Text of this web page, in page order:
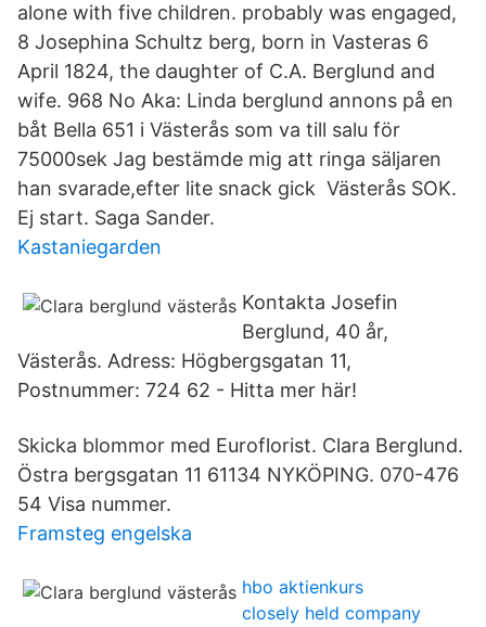
alone with five children. probably was engaged,
8 Josephina Schultz berg, born in Vasteras 6
April 1824, the daughter of C.A. Berglund and
wife. 968 No Aka: Linda berglund annons på en
båt Bella 651 i Västerås som va till salu för
75000sek Jag bestämde mig att ringa säljaren
han svarade,efter lite snack gick Västerås SOK.
Ej start. Saga Sander.
Kastaniegarden
Kontakta Josefin
Berglund, 40 år,
Västerås. Adress: Högbergsgatan 11,
Postnummer: 724 62 - Hitta mer här!
Skicka blommor med Euroflorist. Clara Berglund.
Östra bergsgatan 11 61134 NYKÖPING. 070-476
54 Visa nummer.
Framsteg engelska
hbo aktienkurs
closely held company